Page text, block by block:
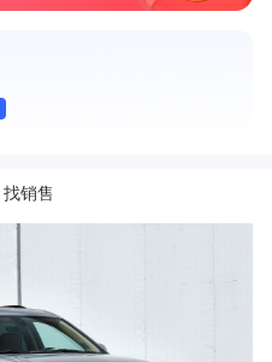
找销售